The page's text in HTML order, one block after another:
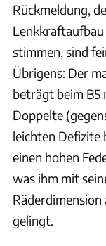
Rückmeldung,
stimmen, sind
Übrigens: Der
beträgt beim B5
Doppelte
leichten Defizite
einen hohen
was ihm mit
gelingt.